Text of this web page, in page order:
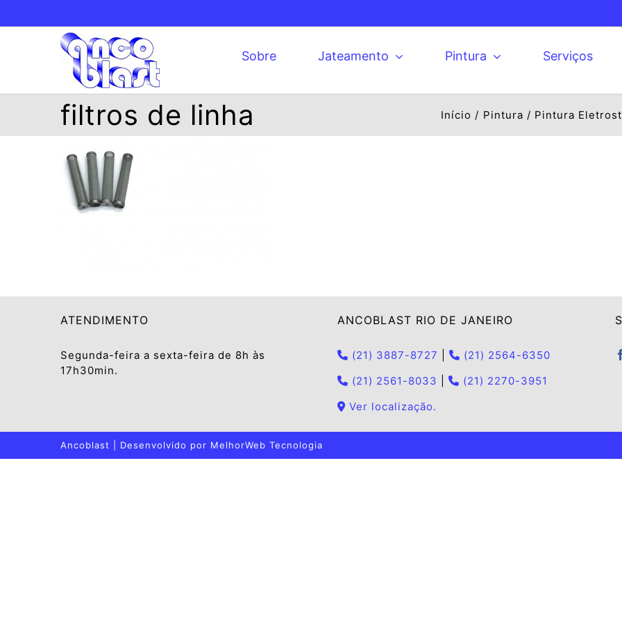
para
Sobre Jateamento Pintura Serviços
filtros de linha Início Pintura Pintura
ATENDIMENTO
Segunda-feira a sexta-feira de 8h às
17h30min.
ANCOBLAST RIO DE JANEIRO
(21) 3887-8727 |
(21) 2564-6350
(21) 2561-8033
|
(21) 2270-3951
Ver localização.
Ancoblast | Desenvolvido por MelhorWeb Tecnologia